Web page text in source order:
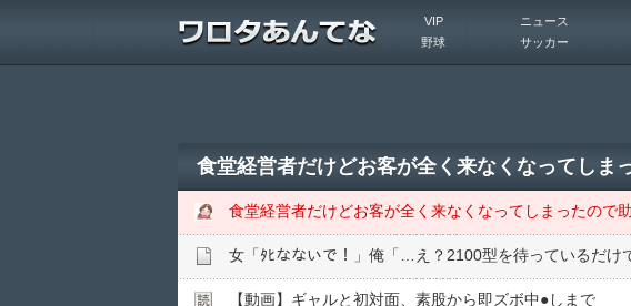
VIP ニュース
野球
サッカー
【動画】ギャルと初対面、素股から即ズボ中●︎しまで